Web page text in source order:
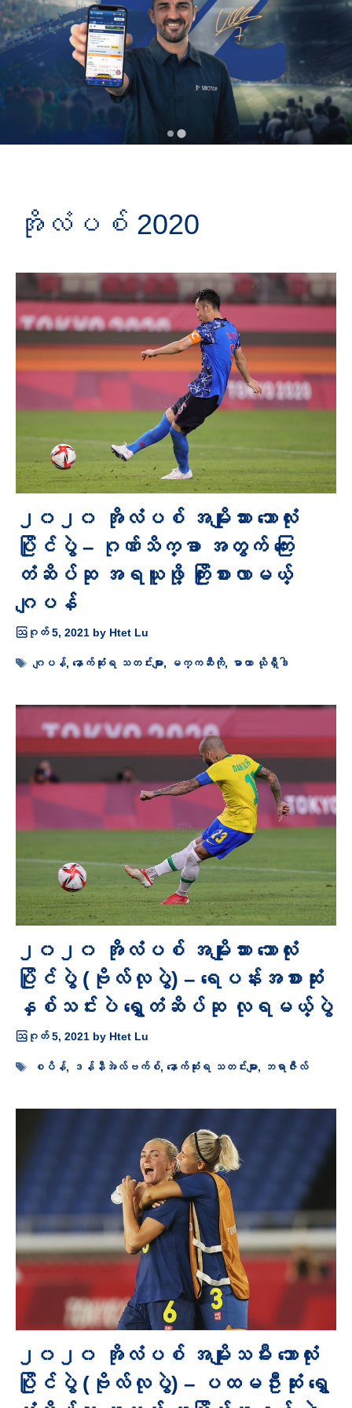
အိုလံပစ် 2020
၂၀၂၀ အိုလံပစ် အမျိုးသား ဘောလုံး
ပြိုင်ပွဲ – ဂုဏ်သိက္ခာ အတွက် ကြေး
တံဆိပ်ဆု အရယူဖို့ ကြိုးစားလာမယ့်
ဂျပန်
ဩဂုတ် 5, 2021 by Htet Lu
Tags
ဂျပန်,နောက်ဆုံးရ သတင်းများ, မက္ကဆီကို, မာယာ ယိုရှီဒါ
၂၀၂၀ အိုလံပစ် အမျိုးသား ဘောလုံး
ပြိုင်ပွဲ (ဗိုလ်လုပွဲ) – ရေပန်းအစားဆုံး
နှစ်သင်းပဲ ရွှေတံဆိပ်ဆု လုရမယ့်ပွဲ
ဩဂုတ် 5, 2021 by Htet Lu
Tags
စပိန်, ဒန်နီအဲလ်ဗက်စ်,နောက်ဆုံးရ သတင်းများ, ဘရာဇီးလ်
၂၀၂၀ အိုလံပစ် အမျိုးသမီး ဘောလုံး
ပြိုင်ပွဲ (ဗိုလ်လုပွဲ) – ပထမဦးဆုံး ရွှေ